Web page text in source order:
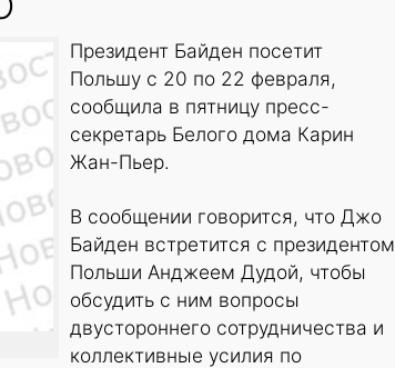
Президент Байден посетит
Польшу с 20 по 22 февраля,
сообщила в пятницу пресс-
секретарь Белого дома Карин
Жан-Пьер.
В сообщении говорится, что Джо
Байден встретится с президентом
Польши Анджеем Дудой, чтобы
обсудить с ним вопросы
двустороннего сотрудничества и
коллективные усилия по